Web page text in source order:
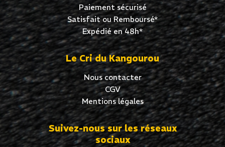
Paiement sécurisé
Satisfait ou Remboursé*
Expédié en 48h*
Le Cri du Kangourou
Nous contacter
CGV
Mentions légales
Suivez-nous sur les réseaux
sociaux